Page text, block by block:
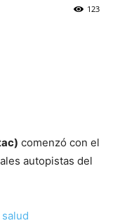
123
comenzó con el
autopistas del